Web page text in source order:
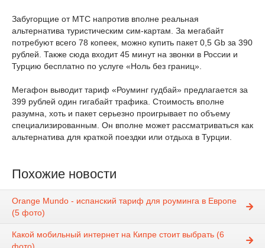
Забугорщие от МТС напротив вполне реальная
альтернатива туристическим сим-картам. За мегабайт
потребуют всего 78 копеек, можно купить пакет 0,5 Gb за 390
рублей. Также сюда входит 45 минут на звонки в России и
Турцию бесплатно по услуге «Ноль без границ».
Мегафон выводит тариф «Роуминг гудбай» предлагается за
399 рублей один гигабайт трафика. Стоимость вполне
разумна, хоть и пакет серьезно проигрывает по объему
специализированным. Он вполне может рассматриваться как
альтернатива для краткой поездки или отдыха в Турции.
Похожие новости
Orange Mundo - испанский тариф для роуминга в Европе
(5 фото)
Какой мобильный интернет на Кипре стоит выбрать (6